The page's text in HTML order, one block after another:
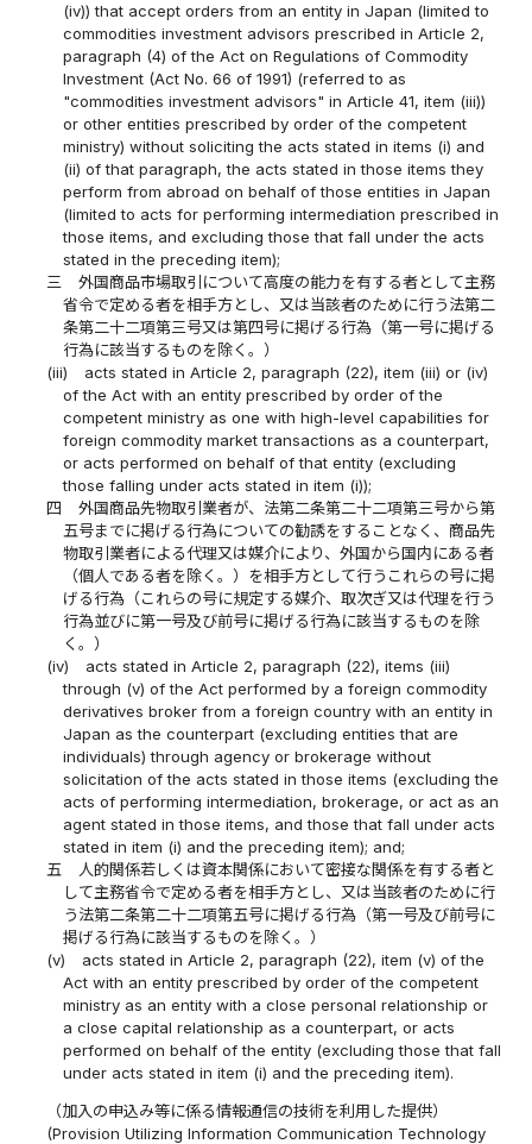
(iv)) that accept orders from an entity in Japan (limited to
commodities investment advisors prescribed in Article 2,
paragraph (4) of the Act on Regulations of Commodity
Investment (Act No. 66 of 1991) (referred to as
"commodities investment advisors" in Article 41, item (iii))
or other entities prescribed by order of the competent
ministry) without soliciting the acts stated in items (i) and
(ii) of that paragraph, the acts stated in those items they
perform from abroad on behalf of those entities in Japan
(limited to acts for performing intermediation prescribed in
those items, and excluding those that fall under the acts
stated in the preceding item);
三
外国商品市場取引について高度の能力を有する者として主務
省令で定める者を相手方とし、又は当該者のために行う法第二
条第二十二項第三号又は第四号に掲げる行為（第一号に掲げる
行為に該当するものを除く。）
(iii)
acts stated in Article 2, paragraph (22), item (iii) or (iv)
of the Act with an entity prescribed by order of the
competent ministry as one with high-level capabilities for
foreign commodity market transactions as a counterpart,
or acts performed on behalf of that entity (excluding
those falling under acts stated in item (i));
四
外国商品先物取引業者が、法第二条第二十二項第三号から第
五号までに掲げる行為についての勧誘をすることなく、商品先
物取引業者による代理又は媒介により、外国から国内にある者
（個人である者を除く。）を相手方として行うこれらの号に掲
げる行為（これらの号に規定する媒介、取次ぎ又は代理を行う
行為並びに第一号及び前号に掲げる行為に該当するものを除
く。）
(iv)
acts stated in Article 2, paragraph (22), items (iii)
through (v) of the Act performed by a foreign commodity
derivatives broker from a foreign country with an entity in
Japan as the counterpart (excluding entities that are
individuals) through agency or brokerage without
solicitation of the acts stated in those items (excluding the
acts of performing intermediation, brokerage, or act as an
agent stated in those items, and those that fall under acts
stated in item (i) and the preceding item); and;
五
人的関係若しくは資本関係において密接な関係を有する者と
して主務省令で定める者を相手方とし、又は当該者のために行
う法第二条第二十二項第五号に掲げる行為（第一号及び前号に
掲げる行為に該当するものを除く。）
(v)
acts stated in Article 2, paragraph (22), item (v) of the
Act with an entity prescribed by order of the competent
ministry as an entity with a close personal relationship or
a close capital relationship as a counterpart, or acts
performed on behalf of the entity (excluding those that fall
under acts stated in item (i) and the preceding item).
（加入の申込み等に係る情報通信の技術を利用した提供）
(Provision Utilizing Information Communication Technology